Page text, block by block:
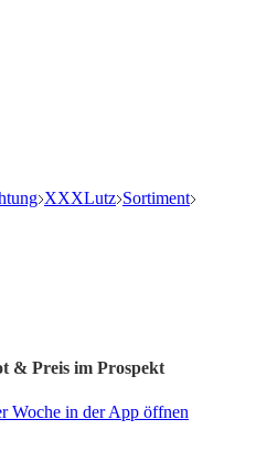
XXXLutz Sortiment
& Preis im Prospekt
Woche in der App öffnen